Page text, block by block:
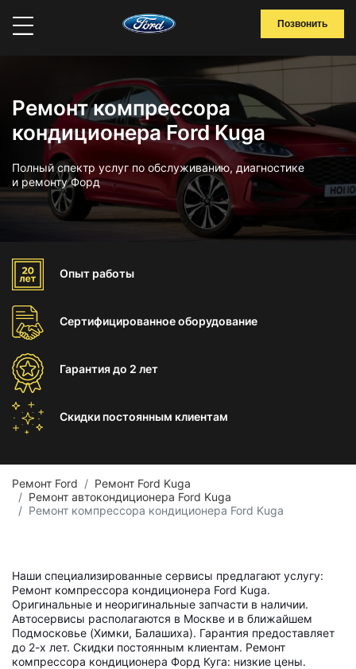
Позвонить
Ремонт компрессора
кондиционера Ford Kuga
Полный спектр услуг по обслуживанию, диагностике
и ремонту Форд
Опыт работы
Сертифицированноеоборудование
Гарантиядо 2 лет
Скидки постоянным клиентам
Ремонт Ford
Ремонт Ford Kuga
Ремонт автокондиционера Ford Kuga
Ремонт компрессора кондиционера Ford Kuga
Наши специализированные сервисы предлагают услугу:
Ремонт компрессора кондиционера Ford Kuga.
Оригинальные и неоригинальные запчасти в наличии.
Автосервисы располагаются в Москве и в ближайшем
Подмосковье (Химки, Балашиха). Гарантия предоставляет
до 2-х лет. Скидки постоянным клиентам. Ремонт
компрессора кондиционера Форд Куга: низкие цены.